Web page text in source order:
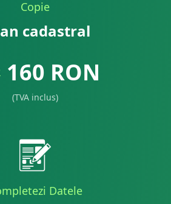
Copie
cadastral
160 RON
(TVA inclus)
Datele